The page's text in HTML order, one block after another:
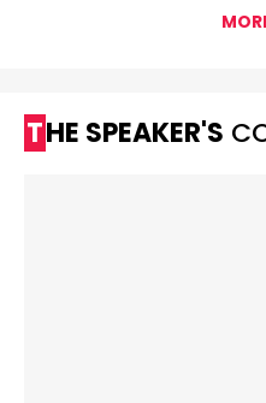
THE SPEAKER'S